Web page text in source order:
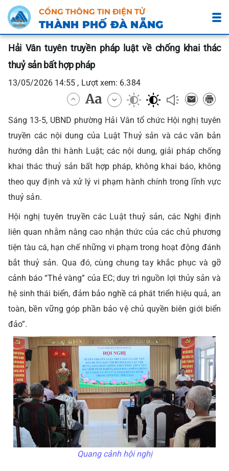
CỔNG THÔNG TIN ĐIỆN TỬ
THÀNH PHỐ ĐÀ NẴNG
Hải Vân tuyên truyền pháp luật về chống khai thác
thuỷ sản bất hợp pháp
13/05/2026 14:55 , Lượt xem: 6.384
Sáng 13-5, UBND phường Hải Vân tổ chức Hội nghị tuyên
truyền các nội dung của Luật Thuỷ sản và các văn bản
hướng dẫn thi hành Luật; các nội dung, giải pháp chống
khai thác thuỷ sản bất hợp pháp, không khai báo, không
theo quy định và xử lý vi phạm hành chính trong lĩnh vực
thuỷ sản.
Hội nghị tuyên truyền các Luật thuỷ sản, các Nghị định
liên quan nhằm nâng cao nhận thức của các chủ phương
tiện tàu cá, hạn chế những vi phạm trong hoạt động đánh
bắt thuỷ sản. Qua đó, cùng chung tay khắc phục và gỡ
cảnh báo “Thẻ vàng” của EC; duy trì nguồn lợi thủy sản và
hệ sinh thái biển, đảm bảo nghề cá phát triển hiệu quả, an
toàn, bền vững góp phần bảo vệ chủ quyền biên giới biển
đảo”.
Quang cảnh hội nghị